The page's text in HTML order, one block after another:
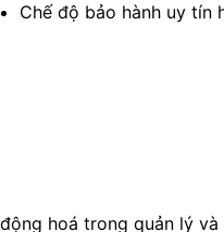
Chế độ bảo hành uy tín
hoá trong quản lý